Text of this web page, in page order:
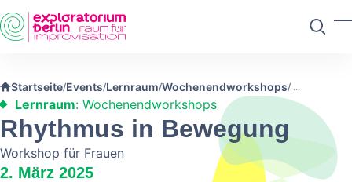
Skip to main content
Startseite/Events/Lernraum/Wochenendworkshops/
Lernraum: Wochenendworkshops
Rhythmus in Bewegung
Workshop für Frauen
2. März 2025